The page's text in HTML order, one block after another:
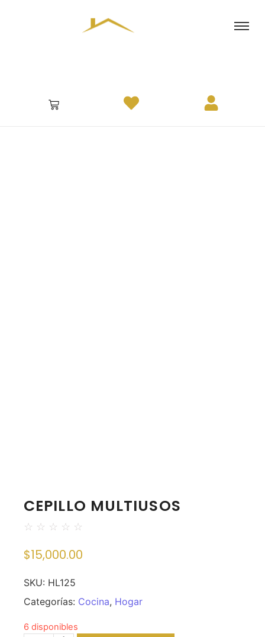
CEPILLO MULTIUSOS
☆ ☆ ☆ ☆ ☆
$15,000.00
SKU: HL125
Categorías: Cocina, Hogar
6 disponibles